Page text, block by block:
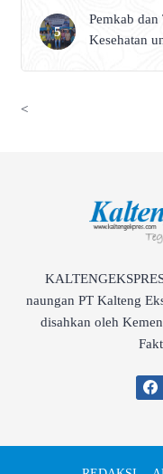
Pemkab
Kesehatan
<
naungan PT Kalteng
disahkan oleh